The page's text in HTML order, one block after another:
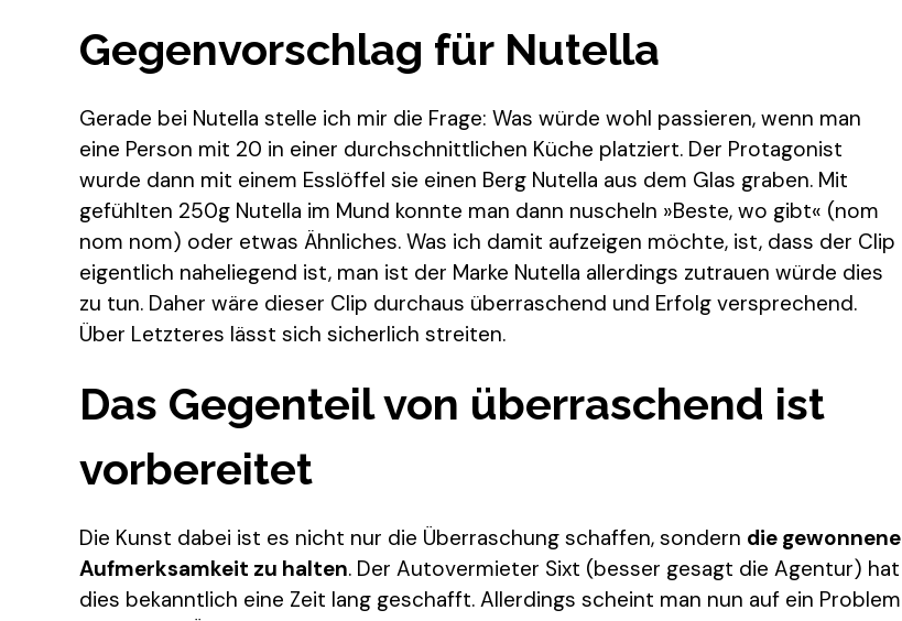
Gegenvorschlag für Nutella
Gerade bei Nutella stelle ich mir die Frage: Was würde wohl passieren, wenn man
eine Person mit 20 in einer durchschnittlichen Küche platziert. Der Protagonist
wurde dann mit einem Esslöffel sie einen Berg Nutella aus dem Glas graben. Mit
gefühlten 250g Nutella im Mund konnte man dann nuscheln »Beste, wo gibt« (nom
nom nom) oder etwas Ähnliches. Was ich damit aufzeigen möchte, ist, dass der Clip
eigentlich naheliegend ist, man ist der Marke Nutella allerdings zutrauen würde dies
zu tun. Daher wäre dieser Clip durchaus überraschend und Erfolg versprechend.
Über Letzteres lässt sich sicherlich streiten.
Das Gegenteil von überraschend ist
vorbereitet
Die Kunst dabei ist es nicht nur die Überraschung schaffen, sondern die gewonnene
Aufmerksamkeit zu halten. Der Autovermieter Sixt (besser gesagt die Agentur) hat
dies bekanntlich eine Zeit lang geschafft. Allerdings scheint man nun auf ein Problem